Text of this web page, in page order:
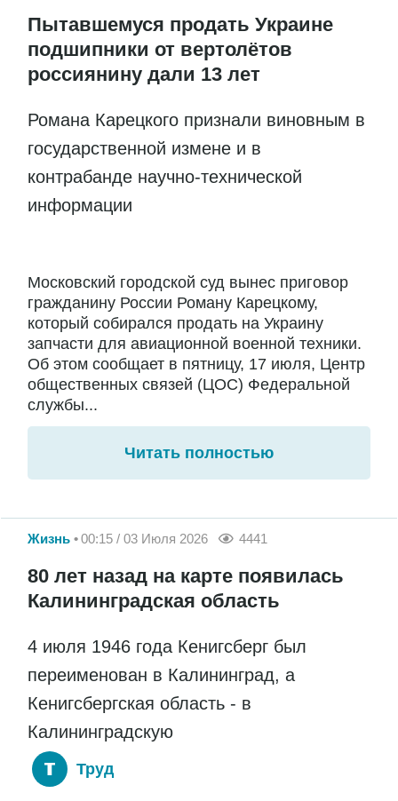
Пытавшемуся продать Украине
подшипники от вертолётов
россиянину дали 13 лет
Романа Карецкого признали виновным в
государственной измене и в
контрабанде научно-технической
информации
Московский городской суд вынес приговор
гражданину России Роману Карецкому,
который собирался продать на Украину
запчасти для авиационной военной техники.
Об этом сообщает в пятницу, 17 июля, Центр
общественных связей (ЦОС) Федеральной
службы...
Читать полностью
Жизнь 00:15 / 03 Июля 2026 4441
80 лет назад на карте появилась
Калининградская область
4 июля 1946 года Кенигсберг был
переименован в Калининград, а
Кенигсбергская область - в
Калининградскую
Труд